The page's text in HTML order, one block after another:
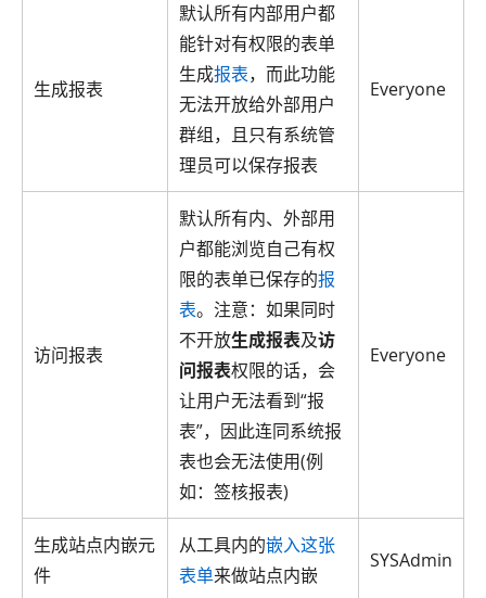
生成报表
默认所有内部用户都
能针对有权限的表单
生成报表，而此功能
无法开放给外部用户
群组，且只有系统管
理员可以保存报表
Everyone
访问报表
默认所有内、外部用
户都能浏览自己有权
限的表单已保存的报
表。注意：如果同时
不开放生成报表及访
问报表权限的话，会
让用户无法看到“报
表”，因此连同系统报
表也会无法使用(例
如：签核报表)
Everyone
生成站点内嵌元
件
从工具内的嵌入这张
表单来做站点内嵌
SYSAdmin